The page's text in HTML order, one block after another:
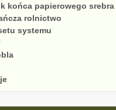
końca papierowego srebra
rolnictwo
systemu